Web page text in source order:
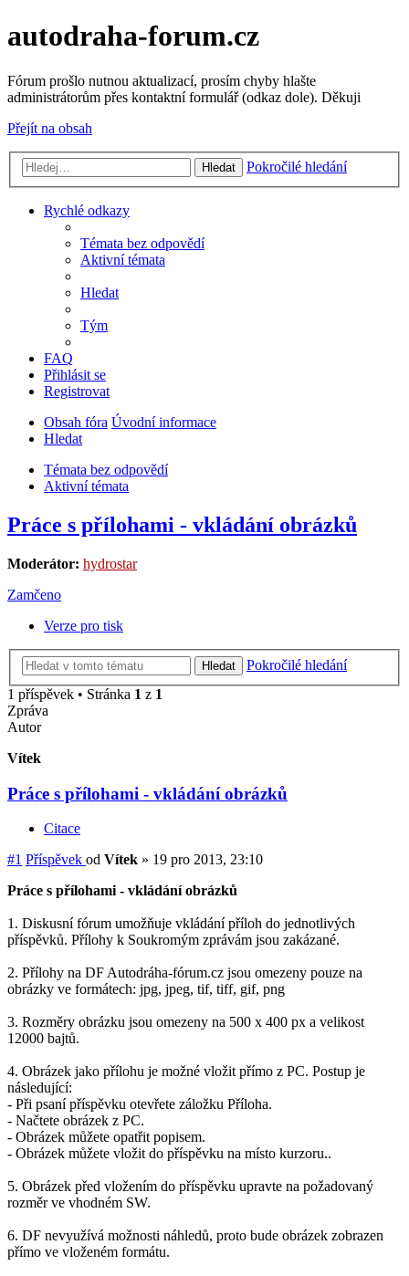
autodraha-forum.cz
Fórum prošlo nutnou aktualizací, prosím chyby hlašte
administrátorům přes kontaktní formulář (odkaz dole). Děkuji
Přejít na obsah
Hledat Pokročilé hledání
Rychlé odkazy
Témata bez odpovědí
Aktivní témata
Hledat
Tým
FAQ
Přihlásit se
Registrovat
Obsah fóra Úvodní informace
Hledat
Témata bez odpovědí
Aktivní témata
Práce s přílohami - vkládání obrázků
Moderátor: hydrostar
Zamčeno
Verze pro tisk
Hledat
Pokročilé hledání
1 příspěvek • Stránka 1 z 1
Zpráva
Autor
Vítek
Práce s přílohami - vkládání obrázků
Citace
#1 Příspěvek od Vítek » 19 pro 2013, 23:10
Práce s přílohami - vkládání obrázků
1. Diskusní fórum umožňuje vkládání příloh do jednotlivých
příspěvků. Přílohy k Soukromým zprávám jsou zakázané.
2. Přílohy na DF Autodráha-fórum.cz jsou omezeny pouze na
obrázky ve formátech: jpg, jpeg, tif, tiff, gif, png
3. Rozměry obrázku jsou omezeny na 500 x 400 px a velikost
12000 bajtů.
4. Obrázek jako přílohu je možné vložit přímo z PC. Postup je
následující:
- Při psaní příspěvku otevřete záložku Příloha.
- Načtete obrázek z PC.
- Obrázek můžete opatřit popisem.
- Obrázek můžete vložit do příspěvku na místo kurzoru..
5. Obrázek před vložením do příspěvku upravte na požadovaný
rozměr ve vhodném SW.
6. DF nevyužívá možnosti náhledů, proto bude obrázek zobrazen
přímo ve vloženém formátu.